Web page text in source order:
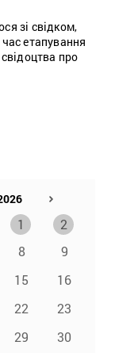
зі свідком,
етапування
про
1
2
8
9
15
16
22
23
29
30